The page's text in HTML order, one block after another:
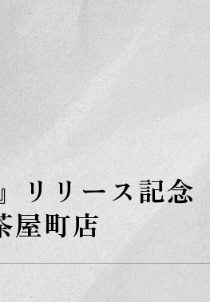
k
o
e
n
e
n
t
リリース記念
屋町店